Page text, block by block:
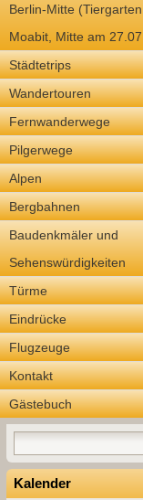
Berlin-Mitte (Tiergarten,
Moabit, Mitte am
Städtetrips
Wandertouren
Fernwanderwege
Pilgerwege
Alpen
Bergbahnen
Baudenkmäler und
Sehenswürdigkeiten
Türme
Eindrücke
Flugzeuge
Kontakt
Gästebuch
Kalender